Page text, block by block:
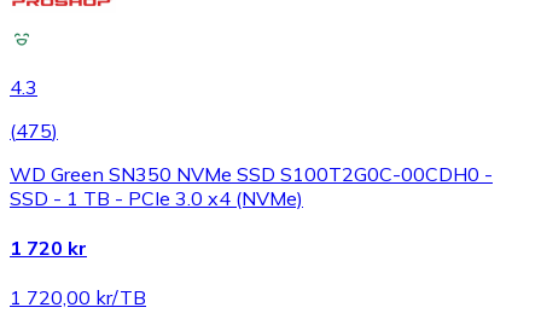
4.3
(475)
WD Green SN350 NVMe SSD S100T2G0C-00CDH0 -
SSD - 1 TB - PCIe 3.0 x4 (NVMe)
1 720 kr
1 720,00 kr/TB